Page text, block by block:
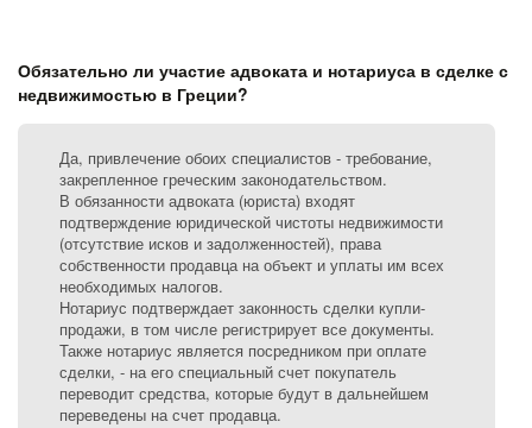
Обязательно ли участие адвоката и нотариуса в сделке с
недвижимостью в Греции?
Да, привлечение обоих специалистов - требование,
закрепленное греческим законодательством.
В обязанности адвоката (юриста) входят
подтверждение юридической чистоты недвижимости
(отсутствие исков и задолженностей), права
собственности продавца на объект и уплаты им всех
необходимых налогов.
Нотариус подтверждает законность сделки купли-
продажи, в том числе регистрирует все документы.
Также нотариус является посредником при оплате
сделки, - на его специальный счет покупатель
переводит средства, которые будут в дальнейшем
переведены на счет продавца.